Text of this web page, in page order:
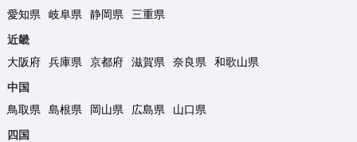
愛知県
岐阜県 静岡県
三重県
近畿
大阪府
兵庫県 京都府 滋賀県 奈良県
和歌山県
中国
鳥取県
島根県 岡山県 広島県
山口県
四国